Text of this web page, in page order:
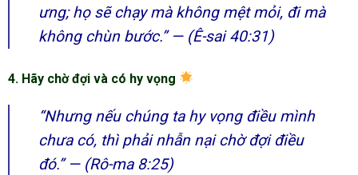
ưng; họ sẽ chạy mà không mệt mỏi, đi mà
không chùn bước.”— (Ê-sai 40:31)
4. Hãy chờ đợi và có hy vọng
“Nhưng nếu chúng ta hy vọng điều mình
chưa có, thì phải nhẫn nại chờ đợi điều
đó.”— (Rô-ma 8:25)